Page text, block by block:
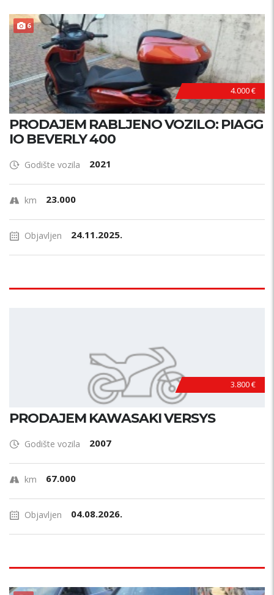
6
4.000 €
PRODAJEM RABLJENO VOZILO: PIAGG
IO BEVERLY 400
Godište vozila 2021
km 23.000
Objavljen 24.11.2025.
3.800 €
PRODAJEM KAWASAKI VERSYS
Godište vozila 2007
km 67.000
Objavljen 04.08.2026.